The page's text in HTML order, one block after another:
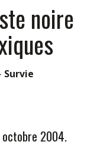
noire
Survie
2004.